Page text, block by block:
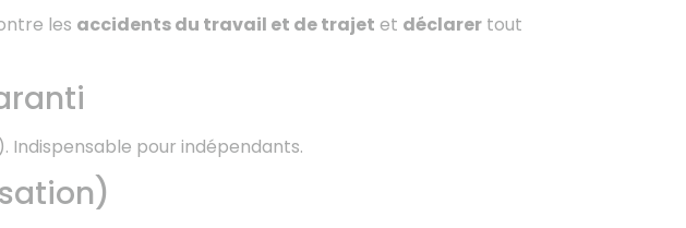
les accidents du travail et de trajet et déclarer tout
pour indépendants.